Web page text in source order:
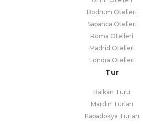
Bodrum Otelleri
Sapanca Otelleri
Roma Otelleri
Madrid Otelleri
Londra Otelleri
Tur
Balkan Turu
Mardin Turları
Kapadokya Turları